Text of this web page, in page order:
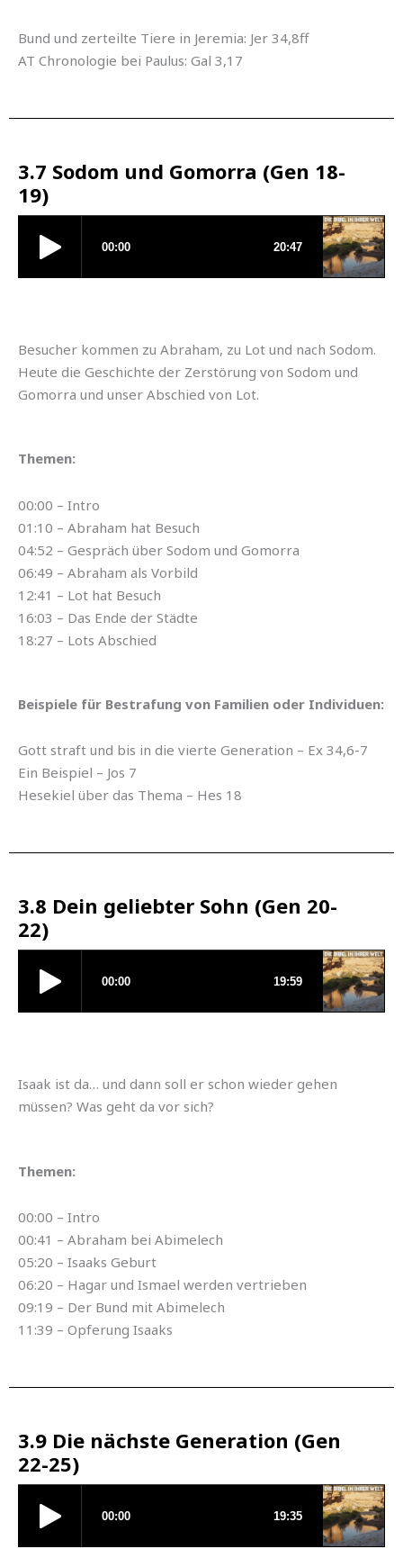
Bund und zerteilte Tiere in Jeremia: Jer 34,8ff
AT Chronologie bei Paulus: Gal 3,17
3.7 Sodom und Gomorra (Gen 18-
19)
Besucher kommen zu Abraham, zu Lot und nach Sodom.
Heute die Geschichte der Zerstörung von Sodom und
Gomorra und unser Abschied von Lot.
Themen:
00:00 – Intro
01:10 – Abraham hat Besuch
04:52 – Gespräch über Sodom und Gomorra
06:49 – Abraham als Vorbild
12:41 – Lot hat Besuch
16:03 – Das Ende der Städte
18:27 – Lots Abschied
Beispiele für Bestrafung von Familien oder Individuen:
Gott straft und bis in die vierte Generation – Ex 34,6-7
Ein Beispiel – Jos 7
Hesekiel über das Thema – Hes 18
3.8 Dein geliebter Sohn (Gen 20-
22)
Isaak ist da… und dann soll er schon wieder gehen
müssen? Was geht da vor sich?
Themen:
00:00 – Intro
00:41 – Abraham bei Abimelech
05:20 – Isaaks Geburt
06:20 – Hagar und Ismael werden vertrieben
09:19 – Der Bund mit Abimelech
11:39 – Opferung Isaaks
3.9 Die nächste Generation (Gen
22-25)